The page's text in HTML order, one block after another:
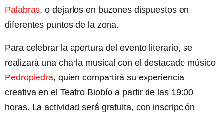
Palabras, o dejarlos en buzones dispuestos en
diferentes puntos de la zona.
Para celebrar la apertura del evento literario, se
realizará una charla musical con el destacado músico
Pedropiedra, quien compartirá su experiencia
creativa en el Teatro Biobío a partir de las 19:00
horas. La actividad será gratuita, con inscripción